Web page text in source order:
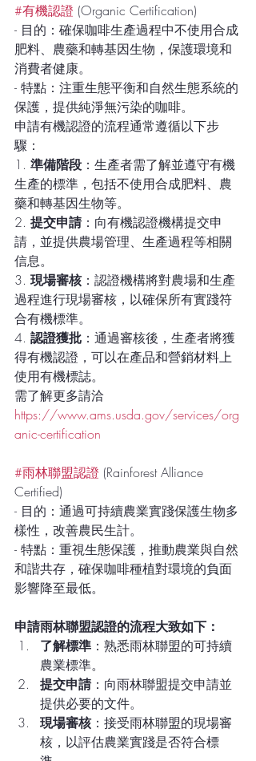
#有機認證 (Organic Certification)
- 目的：確保咖啡生產過程中不使用合成
肥料、農藥和轉基因生物，保護環境和
消費者健康。
- 特點：注重生態平衡和自然生態系統的
保護，提供純淨無污染的咖啡。
申請有機認證的流程通常遵循以下步
驟：
1. 準備階段 ：生產者需了解並遵守有機
生產的標準，包括不使用合成肥料、農
藥和轉基因生物等。
2. 提交申請：向有機認證機構提交申
請，並提供農場管理、生產過程等相關
信息。
3. 現場審核：認證機構將對農場和生產
過程進行現場審核，以確保所有實踐符
合有機標準。
4. 認證獲批 ：通過審核後，生產者將獲
得有機認證，可以在產品和營銷材料上
使用有機標誌。
需了解更多請洽
https://www.ams.usda.gov/services/org
anic-certification
#雨林聯盟認證 (Rainforest Alliance
Certified)
- 目的：通過可持續農業實踐保護生物多
樣性，改善農民生計。
- 特點：重視生態保護，推動農業與自然
和諧共存，確保咖啡種植對環境的負面
影響降至最低。
申請雨林聯盟認證的流程大致如下：
了解標準 ：熟悉雨林聯盟的可持續
農業標準。
提交申請：向雨林聯盟提交申請並
提供必要的文件。
現場審核：接受雨林聯盟的現場審
核，以評估農業實踐是否符合標